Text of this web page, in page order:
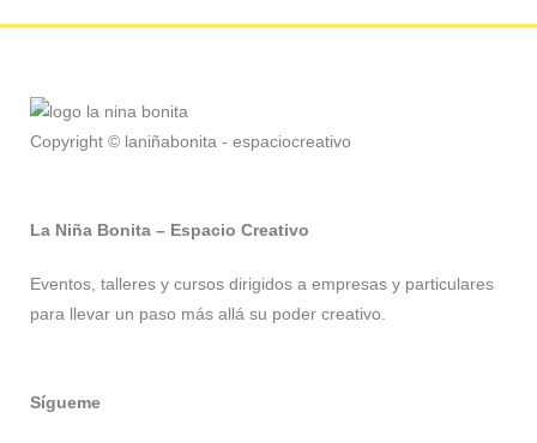
Copyright © laniñabonita - espaciocreativo
La Niña Bonita – Espacio Creativo
Eventos, talleres y cursos dirigidos a empresas y particulares
para llevar un paso más allá su poder creativo.
Sígueme